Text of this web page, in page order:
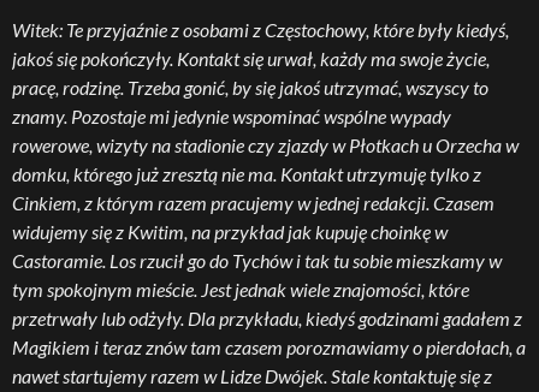
Witek: Te przyjaźnie z osobami z Częstochowy, które były kiedyś,
jakoś się pokończyły. Kontakt się urwał, każdy ma swoje życie,
pracę, rodzinę. Trzeba gonić, by się jakoś utrzymać, wszyscy to
znamy. Pozostaje mi jedynie wspominać wspólne wypady
rowerowe, wizyty na stadionie czy zjazdy w Płotkach u Orzecha w
domku, którego już zresztą nie ma. Kontakt utrzymuję tylko z
Cinkiem, z którym razem pracujemy w jednej redakcji. Czasem
widujemy się z Kwitim, na przykład jak kupuję choinkę w
Castoramie. Los rzucił go do Tychów i tak tu sobie mieszkamy w
tym spokojnym mieście. Jest jednak wiele znajomości, które
przetrwały lub odżyły. Dla przykładu, kiedyś godzinami gadałem z
Magikiem i teraz znów tam czasem porozmawiamy o pierdołach, a
nawet startujemy razem w Lidze Dwójek. Stale kontaktuję się z